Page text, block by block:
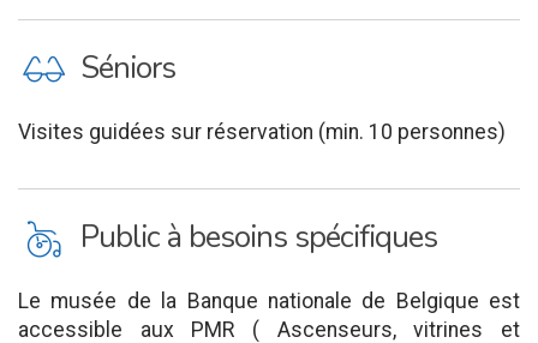
P Séniors
Visites guidées sur réservation (min. 10 personnes)
L Public à besoins spécifiques
Le musée de la Banque nationale de Belgique est
accessible aux PMR ( Ascenseurs, vitrines et